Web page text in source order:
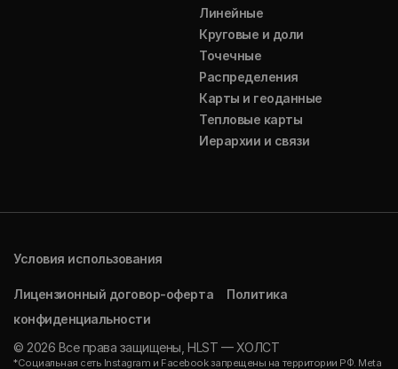
Линейные
Круговые и доли
Точечные
Распределения
Карты и геоданные
Тепловые карты
Иерархии и связи
Условия использования
Лицензионный договор-оферта
Политика
конфиденциальности
© 2026 Все права защищены, HLST — ХОЛСТ
*Социальная сеть Instagram и Facebook запрещены на территории РФ. Meta